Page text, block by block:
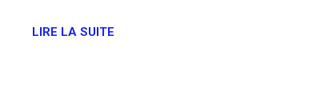
LIRE LA SUITE